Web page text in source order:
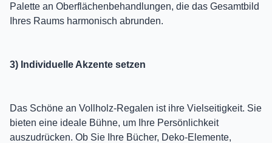
Palette an Oberflächenbehandlungen, die das Gesamtbild
Ihres Raums harmonisch abrunden.
3) Individuelle Akzente setzen
Das Schöne an Vollholz-Regalen ist ihre Vielseitigkeit. Sie
bieten eine ideale Bühne, um Ihre Persönlichkeit
auszudrücken. Ob Sie Ihre Bücher, Deko-Elemente,